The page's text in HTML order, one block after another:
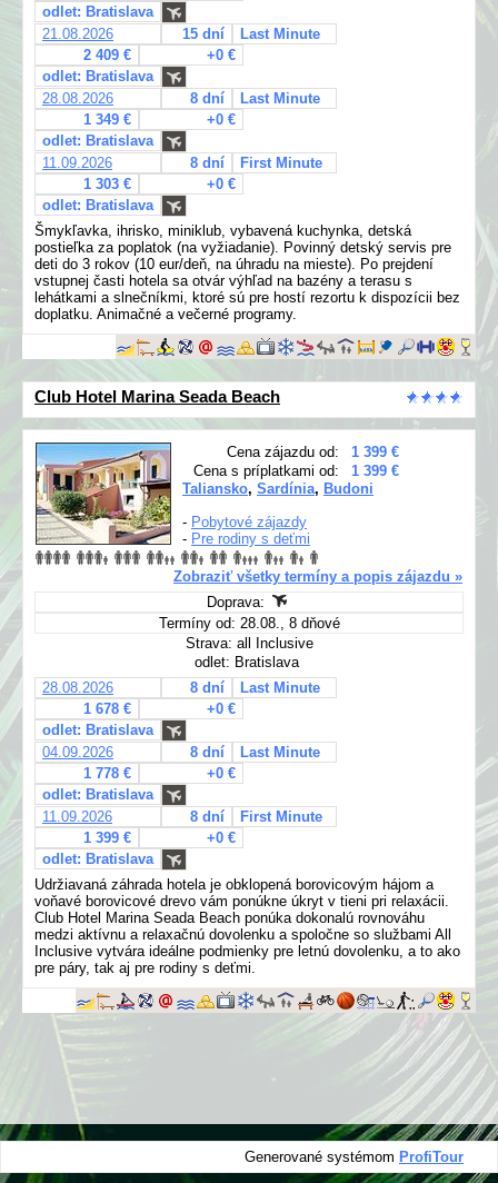
odlet: Bratislava
21.08.2026
15 dní
Last Minute
2 409 €
+0 €
odlet: Bratislava
28.08.2026
8 dní
Last Minute
1 349 €
+0 €
odlet: Bratislava
11.09.2026
8 dní
First Minute
1 303 €
+0 €
odlet: Bratislava
Šmykľavka, ihrisko, miniklub, vybavená kuchynka, detská
postieľka za poplatok (na vyžiadanie). Povinný detský servis pre
deti do 3 rokov (10 eur/deň, na úhradu na mieste). Po prejdení
vstupnej časti hotela sa otvár výhľad na bazény a terasu s
lehátkami a slnečníkmi, ktoré sú pre hostí rezortu k dispozícii bez
doplatku. Animačné a večerné programy.
Club Hotel Marina Seada Beach
Cena zájazdu od:
1 399 €
Cena s príplatkami od:
1 399 €
Taliansko, Sardínia, Budoni
- Pobytové zájazdy
- Pre rodiny s deťmi
Zobraziť všetky termíny a popis zájazdu »
Doprava:
Termíny od: 28.08., 8 dňové
Strava: all Inclusive
odlet: Bratislava
28.08.2026
8 dní
Last Minute
1 678 €
+0 €
odlet: Bratislava
04.09.2026
8 dní
Last Minute
1 778 €
+0 €
odlet: Bratislava
11.09.2026
8 dní
First Minute
1 399 €
+0 €
odlet: Bratislava
Udržiavaná záhrada hotela je obklopená borovicovým hájom a
voňavé borovicové drevo vám ponúkne úkryt v tieni pri relaxácii.
Club Hotel Marina Seada Beach ponúka dokonalú rovnováhu
medzi aktívnu a relaxačnú dovolenku a spoločne so službami All
Inclusive vytvára ideálne podmienky pre letnú dovolenku, a to ako
pre páry, tak aj pre rodiny s deťmi.
Generované systémom ProfiTour